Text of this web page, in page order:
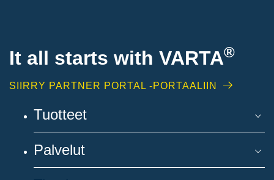
It all starts with VARTA®
SIIRRY PARTNER PORTAL -PORTAALIIN
Tuotteet
Palvelut